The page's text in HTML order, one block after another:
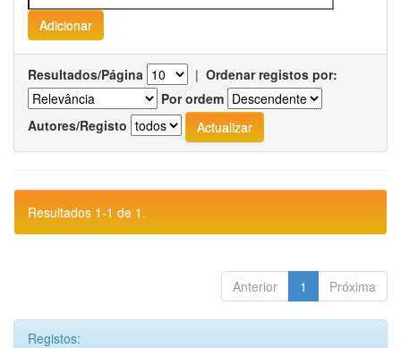
Resultados/Página | Ordenar registos por:
Por ordem
Autores/Registo
Resultados 1-1 de 1.
Anterior 1 Próxima
Registos: